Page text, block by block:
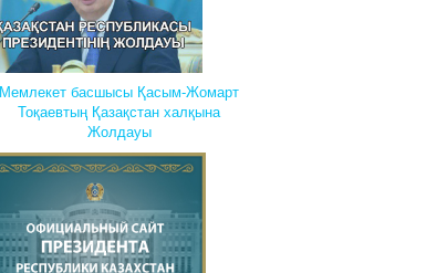
Мемлекет басшысы Қасым-Жомарт
Тоқаевтың Қазақстан халқына
Жолдауы